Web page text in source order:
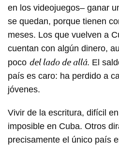
en los videojuegos– ganar
se quedan, porque tienen
meses. Los que vuelven a
cuentan con algún dinero,
poco del lado de allá. El
país es caro: ha perdido a
jóvenes.
Vivir de la escritura, difícil
imposible en Cuba. Otros
precisamente el único país